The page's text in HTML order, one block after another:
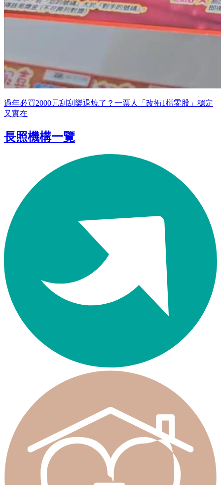
過年必買2000元刮刮樂退燒了？一票人「改衝1檔零股」穩定
又實在
長照機構一覽